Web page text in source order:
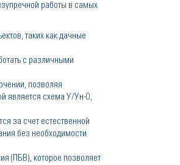
работы в самых
таких как дачные
с различными
позволяя
является схема У/Ун-0,
за счет естественной
без необходимости
(ПБВ), которое позволяет